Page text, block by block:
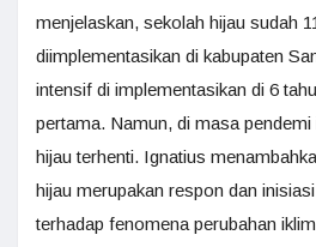
menjelaskan, sekolah hijau sudah
diimplementasikan di kabupaten
intensif di implementasikan di 6
pertama. Namun, di masa pendemi
hijau terhenti. Ignatius
hijau merupakan respon dan
terhadap fenomena perubahan